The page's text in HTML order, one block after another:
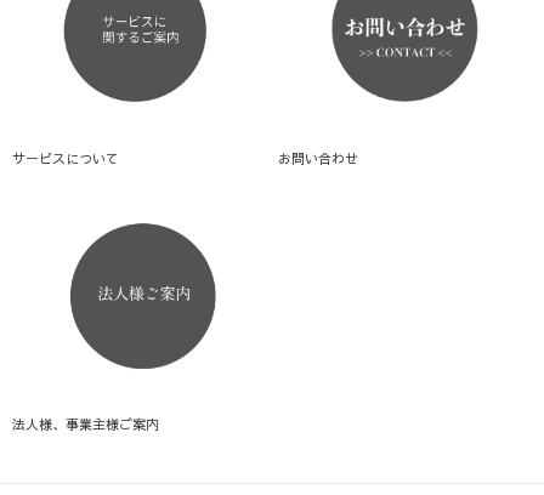
サービスについて お問い合わせ
法人様、事業主様ご案内